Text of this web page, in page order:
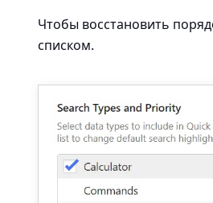
Чтобы восстановить
списком.